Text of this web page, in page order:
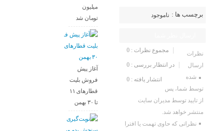
برچسب ها : ناموجود
مجموع نظرات : 0
در انتظار بررسی : 0
انتشار یافته : 0
نظرات
ارسال
شده
توسط شما، پس
از تایید توسط مدیران سایت
منتشر خواهد شد.
نظراتی که حاوی تهمت یا افترا
میلیون
تومان شد
آغاز پیش
فروش بلیت‌
قطارهای ۱۱
تا ۳۰ بهمن